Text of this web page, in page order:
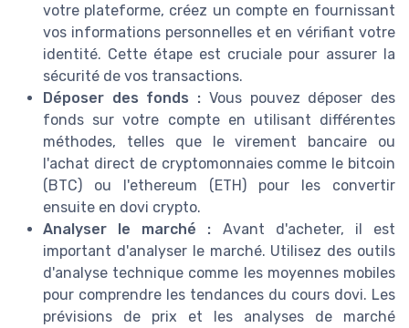
votre plateforme, créez un compte en fournissant
vos informations personnelles et en vérifiant votre
identité. Cette étape est cruciale pour assurer la
sécurité de vos transactions.
Déposer des fonds : Vous pouvez déposer des
fonds sur votre compte en utilisant différentes
méthodes, telles que le virement bancaire ou
l'achat direct de cryptomonnaies comme le bitcoin
(BTC) ou l'ethereum (ETH) pour les convertir
ensuite en dovi crypto.
Analyser le marché : Avant d'acheter, il est
important d'analyser le marché. Utilisez des outils
d'analyse technique comme les moyennes mobiles
pour comprendre les tendances du cours dovi. Les
prévisions de prix et les analyses de marché